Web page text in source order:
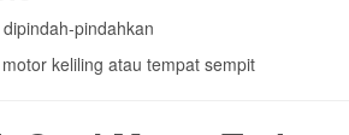
Kisaran Harga (Rp)
5.000.000 – 6.000.000